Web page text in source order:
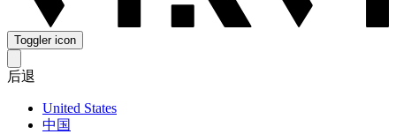
Toggler icon
后退
United States
中国